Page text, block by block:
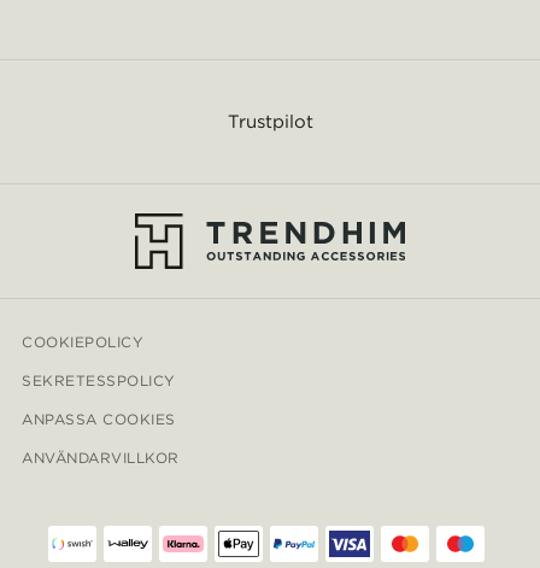
Trustpilot
COOKIEPOLICY
SEKRETESSPOLICY
ANPASSA COOKIES
ANVÄNDARVILLKOR